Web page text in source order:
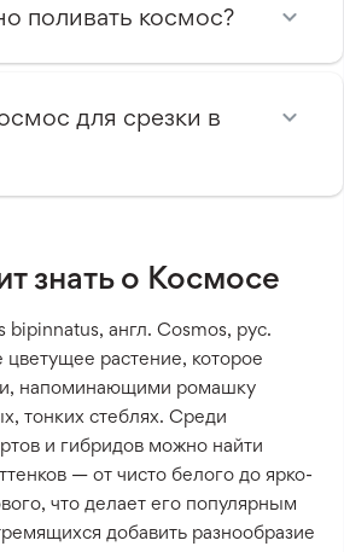
поливать космос?
для срезки в
знать о Космосе
bipinnatus, англ. Cosmos, рус.
растение, которое
напоминающими ромашку
тонких стеблях. Среди
и гибридов можно найти
— от чисто белого до ярко-
что делает его популярным
добавить разнообразие